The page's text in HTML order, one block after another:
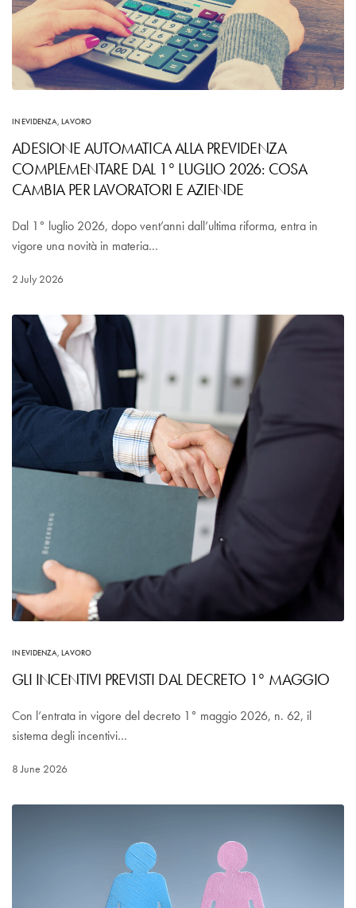
IN EVIDENZA, LAVORO
ADESIONE AUTOMATICA ALLA PREVIDENZA
COMPLEMENTARE DAL 1° LUGLIO 2026: COSA
CAMBIA PER LAVORATORI E AZIENDE
Dal 1° luglio 2026, dopo vent’anni dall’ultima riforma, entra in
vigore una novità in materia…
2 July 2026
IN EVIDENZA, LAVORO
GLI INCENTIVI PREVISTI DAL DECRETO 1° MAGGIO
Con l’entrata in vigore del decreto 1° maggio 2026, n. 62, il
sistema degli incentivi…
8 June 2026